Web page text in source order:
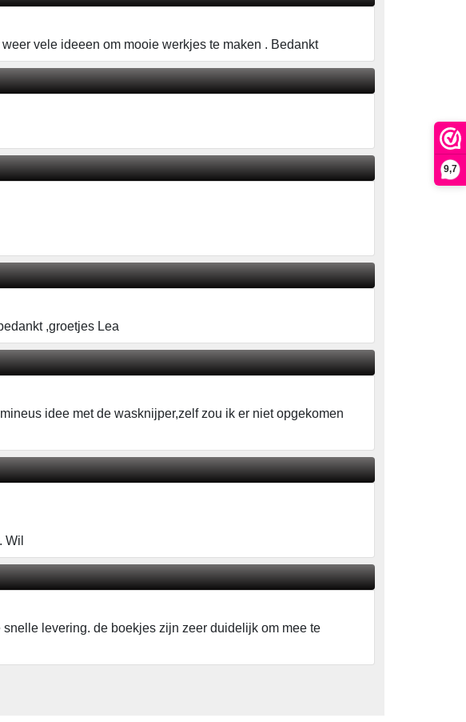
9,7
vele ideeen om mooie werkjes te maken . Bedankt
,groetjes Lea
idee met de wasknijper,zelf zou ik er niet opgekomen
Wil
levering. de boekjes zijn zeer duidelijk om mee te